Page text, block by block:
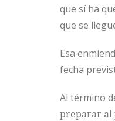
que sí ha
que se
Esa
fecha
Al término
preparar al